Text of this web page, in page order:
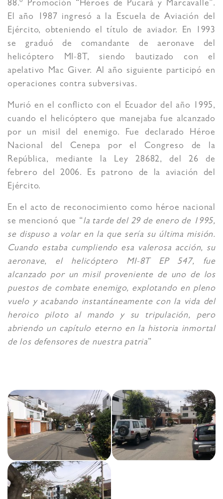
88.º Promoción “Héroes de Pucará y Marcavalle”.
El año 1987 ingresó a la Escuela de Aviación del
Ejército, obteniendo el título de aviador. En 1993
se graduó de comandante de aeronave del
helicóptero MI-8T, siendo bautizado con el
apelativo Mac Giver. Al año siguiente participó en
operaciones contra subversivas.
Murió en el conflicto con el Ecuador del año 1995,
cuando el helicóptero que manejaba fue alcanzado
por un misil del enemigo. Fue declarado Héroe
Nacional del Cenepa por el Congreso de la
República, mediante la Ley 28682, del 26 de
febrero del 2006. Es patrono de la aviación del
Ejército.
En el acto de reconocimiento como héroe nacional
se mencionó que “la tarde del 29 de enero de 1995,
se dispuso a volar en la que sería su última misión.
Cuando estaba cumpliendo esa valerosa acción, su
aeronave, el helicóptero MI-8T EP 547, fue
alcanzado por un misil proveniente de uno de los
puestos de combate enemigo, explotando en pleno
vuelo y acabando instantáneamente con la vida del
heroico piloto al mando y su tripulación, pero
abriendo un capítulo eterno en la historia inmortal
de los defensores de nuestra patria”